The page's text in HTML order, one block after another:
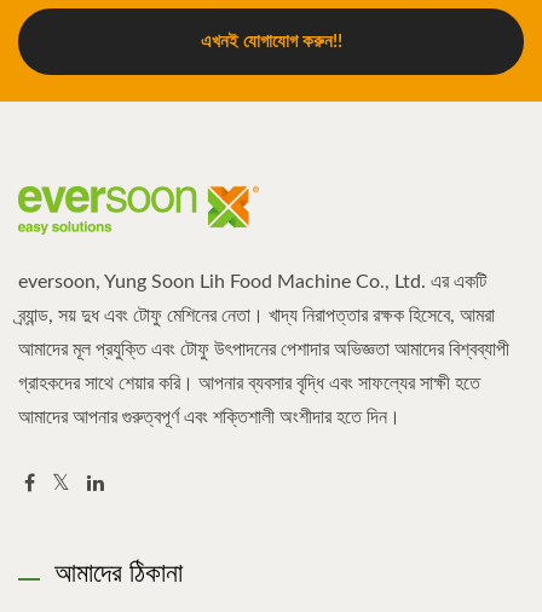
এখনই যোগাযোগ করুন!!
eversoon, Yung Soon Lih Food Machine Co., Ltd. এর একটি
ব্র্যান্ড, সয় দুধ এবং টোফু মেশিনের নেতা। খাদ্য নিরাপত্তার রক্ষক হিসেবে, আমরা
আমাদের মূল প্রযুক্তি এবং টোফু উৎপাদনের পেশাদার অভিজ্ঞতা আমাদের বিশ্বব্যাপী
গ্রাহকদের সাথে শেয়ার করি। আপনার ব্যবসার বৃদ্ধি এবং সাফল্যের সাক্ষী হতে
আমাদের আপনার গুরুত্বপূর্ণ এবং শক্তিশালী অংশীদার হতে দিন।
আমাদের ঠিকানা